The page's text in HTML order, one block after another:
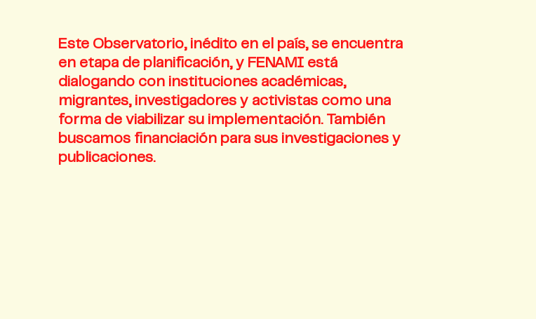
Este Observatorio, inédito en el país, se encuentra
en etapa de planificación, y FENAMI está
dialogando con instituciones académicas,
migrantes, investigadores y activistas como una
forma de viabilizar su implementación. También
buscamos financiación para sus investigaciones y
publicaciones.